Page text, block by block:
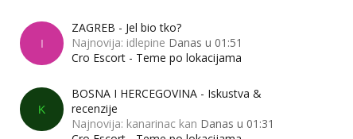
I
ZAGREB - Jel bio tko?
Najnovija: idlepine Danas u 01:51
Cro Escort - Teme po lokacijama
K
BOSNA I HERCEGOVINA - Iskustva &
recenzije
Najnovija: kanarinac kan Danas u 01:31